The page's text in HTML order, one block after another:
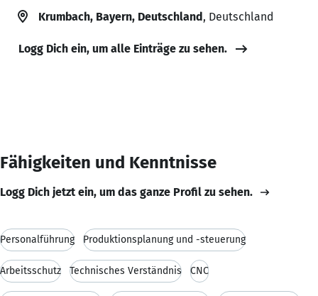
Krumbach, Bayern, Deutschland, Deutschland
Logg Dich ein, um alle Einträge zu sehen.
Fähigkeiten und Kenntnisse
Logg Dich jetzt ein, um das ganze Profil zu sehen.
Personalführung Produktionsplanung und -steuerung
Arbeitsschutz Technisches Verständnis CNC